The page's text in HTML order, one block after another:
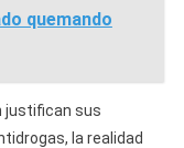
quemando
justifican sus
la realidad